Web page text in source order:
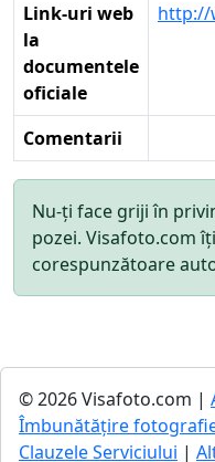
Link-uri web
la
documentele
oficiale
http://
Comentarii
Nu-ți face griji în
pozei. Visafoto.com
corespunzătoare
© 2026 Visafoto.com |
Îmbunătățire
Clauzele Serviciului |